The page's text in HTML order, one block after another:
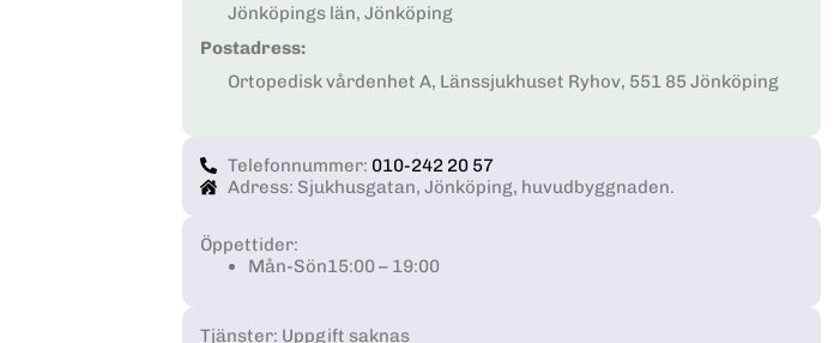
Jönköpings län, Jönköping
Postadress:
Ortopedisk vårdenhet A, Länssjukhuset Ryhov, 551 85 Jönköping
Telefonnummer: 010-242 20 57
Adress: Sjukhusgatan, Jönköping, huvudbyggnaden.
Öppettider:
Mån-Sön15:00 – 19:00
Tjänster: Uppgift saknas